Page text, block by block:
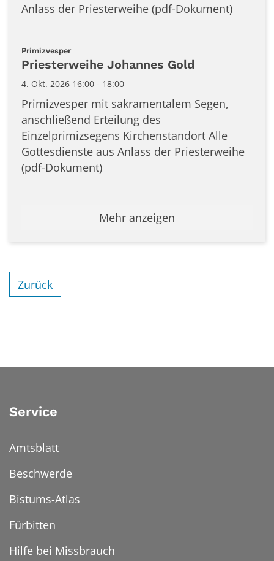
Anlass der Priesterweihe (pdf-Dokument)
Primizvesper:
Priesterweihe Johannes Gold
4. Okt. 2026 16:00 - 18:00
Primizvesper mit sakramentalem Segen,
anschließend Erteilung des
Einzelprimizsegens Kirchenstandort Alle
Gottesdienste aus Anlass der Priesterweihe
(pdf-Dokument)
Mehr anzeigen
Zurück
Service
Amtsblatt
Beschwerde
Bistums-Atlas
Fürbitten
Hilfe bei Missbrauch